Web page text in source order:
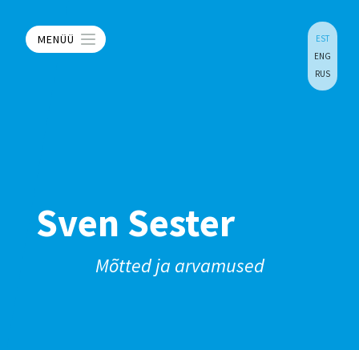
MENÜÜ
EST
ENG
RUS
Sven Sester
Mõtted ja arvamused